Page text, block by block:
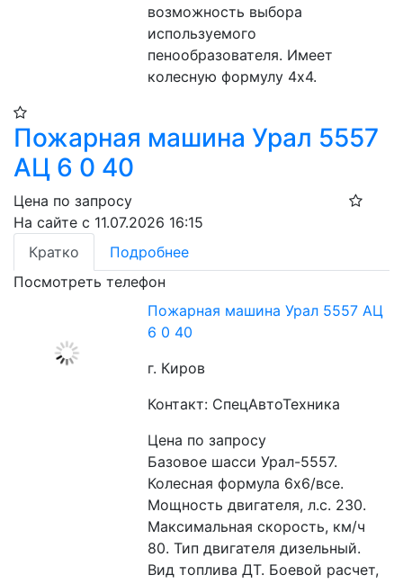
возможность выбора
используемого
пенообразователя. Имеет
колесную формулу 4х4.
Пожарная машина Урал 5557
АЦ 6 0 40
Цена по запросу
На сайте с 11.07.2026 16:15
Кратко
Подробнее
Посмотреть телефон
Пожарная машина Урал 5557 АЦ
6 0 40
г. Киров
Контакт: СпецАвтоТехника
Цена по запросу
Базовое шасси Урал-5557.
Колесная формула 6х6/все.
Мощность двигателя, л.с. 230.
Максимальная скорость, км/ч
80. Тип двигателя дизельный.
Вид топлива ДТ. Боевой расчет,